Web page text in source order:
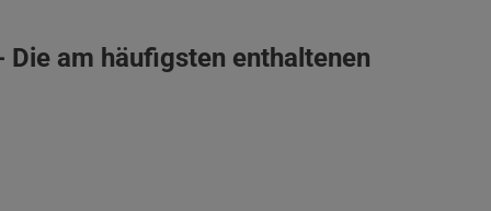
Die am häufigsten enthaltenen